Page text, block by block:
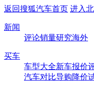
返回搜狐汽车首页 进入
新闻
评论销量研究海外
买车
车型大全新车报价
汽车对比导购降价